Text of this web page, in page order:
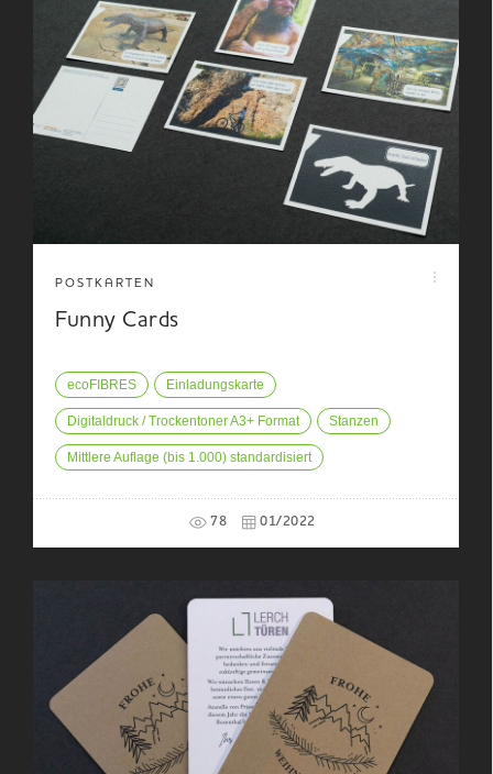
POSTKARTEN
Funny Cards
ecoFIBRES Einladungskarte
Digitaldruck / Trockentoner A3+ Format Stanzen
Mittlere Auflage (bis 1.000) standardisiert
78 01/2022